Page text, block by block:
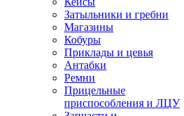
Затыльники и гребни
Магазины
Кобуры
Приклады и цевья
Антабки
Ремни
Прицельные
приспособления и ЛЦУ